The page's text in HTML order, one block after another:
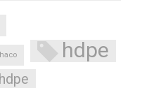
hdpe